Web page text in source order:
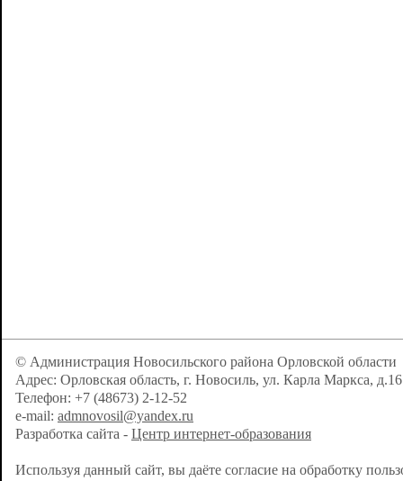
© Администрация Новосильского района Орловской области
Адрес: Орловская область, г. Новосиль, ул. Карла Маркса, д.16
Телефон: +7 (48673) 2-12-52
e-mail: admnovosil@yandex.ru
Разработка сайта - Центр интернет-образования
Используя данный сайт, вы даёте согласие на обработку